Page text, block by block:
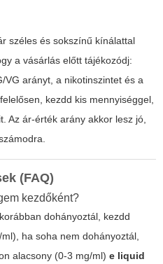
széles és sokszínű kínálattal
a vásárlás előtt tájékozódj:
VG arányt, a nikotinszintet és a
kezdd kis mennyiséggel,
Az ár-érték arány akkor lesz jó,
(FAQ)
kezdőként?
dohányoztál, kezdd
ha soha nem dohányoztál,
alacsony (0-3 mg/ml) e liquid